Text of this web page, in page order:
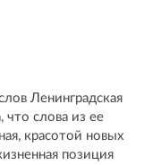
Ленинградская
что слова из ее
красотой новых
позиция